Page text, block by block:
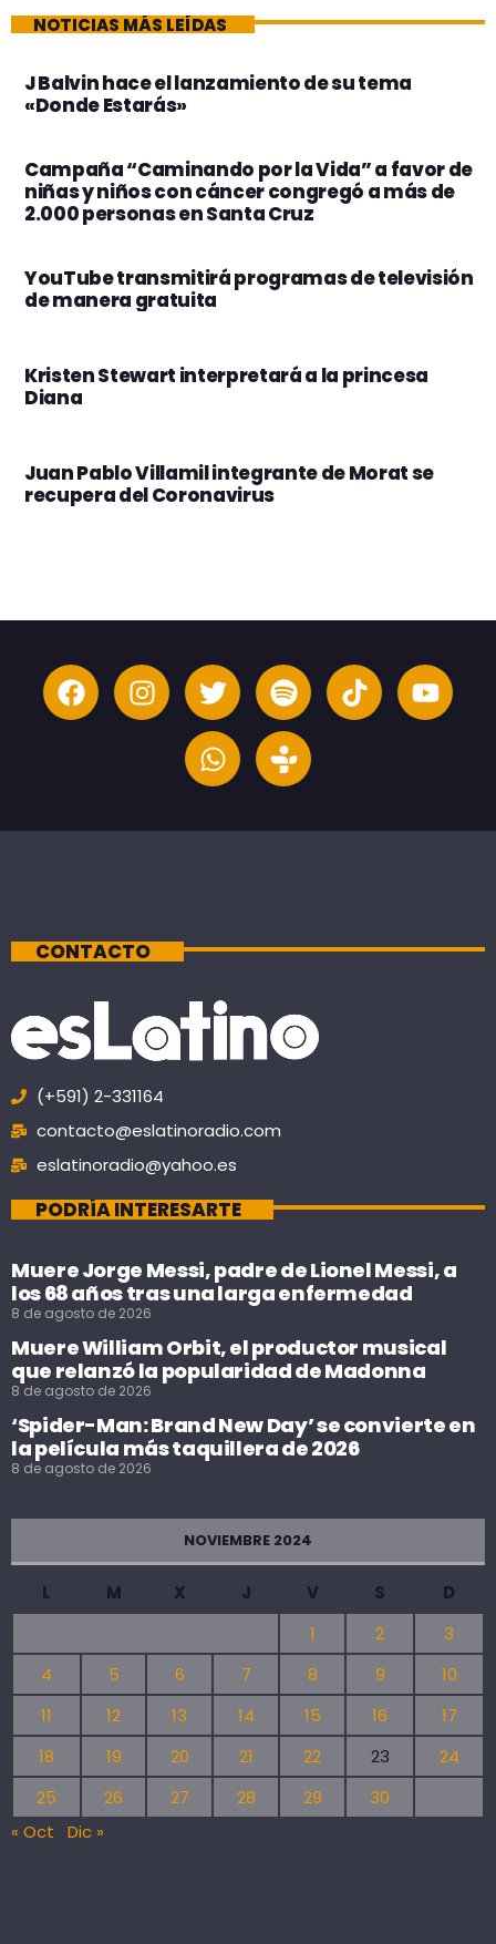
NOTICIAS MÁS LEÍDAS
J Balvin hace el lanzamiento de su tema
«Donde Estarás»
Campaña “Caminando por la Vida” a favor de
niñas y niños con cáncer congregó a más de
2.000 personas en Santa Cruz
YouTube transmitirá programas de televisión
de manera gratuita
Kristen Stewart interpretará a la princesa
Diana
Juan Pablo Villamil integrante de Morat se
recupera del Coronavirus
CONTACTO
(+591) 2-331164
contacto@eslatinoradio.com
eslatinoradio@yahoo.es
PODRÍA INTERESARTE
Muere Jorge Messi, padre de Lionel Messi, a
los 68 años tras una larga enfermedad
8 de agosto de 2026
Muere William Orbit, el productor musical
que relanzó la popularidad de Madonna
8 de agosto de 2026
‘Spider-Man: Brand New Day’ se convierte en
la película más taquillera de 2026
8 de agosto de 2026
NOVIEMBRE 2024
L M X J V S
D
1
2
3
4
5 6 7 8 9
10
11
12 13 14 15 16
17
18
19 20 21 22 23
24
25
26 27 28 29
30
« Oct
Dic »